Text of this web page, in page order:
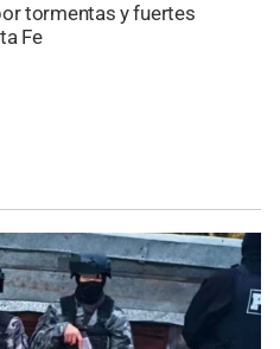
tormentas y fuertes
Fe